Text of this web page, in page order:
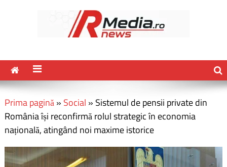
Prima pagină» Social » Sistemul de pensii private din
România își reconfirmă rolul strategic în economia
națională, atingând noi maxime istorice